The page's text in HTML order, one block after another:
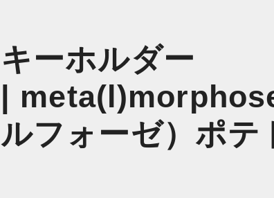
キーホルダー
|
ルフォーゼ）ポテ